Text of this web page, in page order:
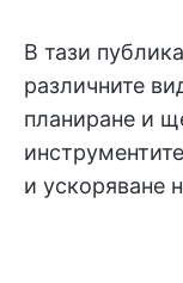
В тази
различните
планиране и
и ускоряване